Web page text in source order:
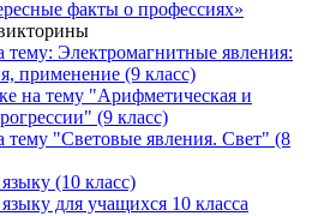
факты о профессиях»
тему: Электромагнитные явления:
применение (9 класс)
на тему "Арифметическая и
(9 класс)
тему "Световые явления. Свет" (8
(10 класс)
для учащихся 10 класса